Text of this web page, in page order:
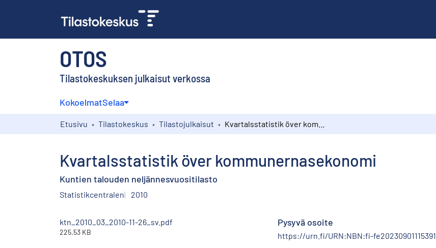
OTOS
Tilastokeskuksen julkaisut verkossa
KokoelmatSelaa
Etusivu Tilastokeskus Tilastojulkaisut
Kvartalsstatistik över kommunernasekonomi
Kuntien talouden neljännesvuositilasto
Statistikcentralen 2010
ktn_2010_03_2010-11-26_sv.pdf
225.53 KB
Pysyvä osoite
https://urn.fi/URN:NBN:fi-fe20230901115391